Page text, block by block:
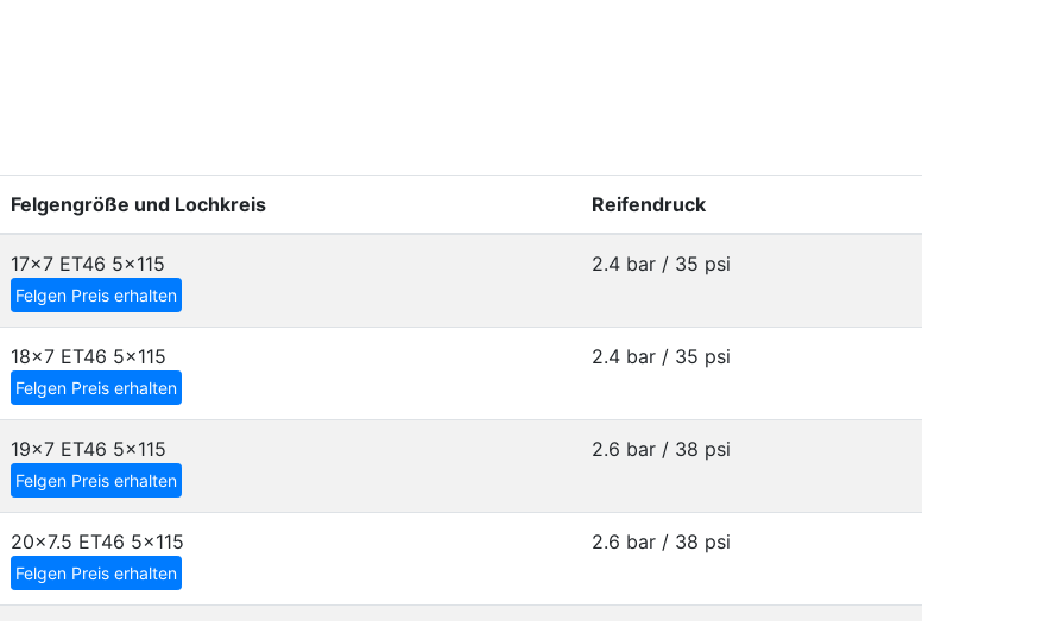
Felgengröße und Lochkreis Reifendruck
17x7 ET46 5x115
Felgen Preis erhalten
2.4 bar / 35 psi
18x7 ET46 5x115
Felgen Preis erhalten
2.4 bar / 35 psi
19x7 ET46 5x115
Felgen Preis erhalten
2.6 bar / 38 psi
20x7.5 ET46 5x115
Felgen Preis erhalten
2.6 bar / 38 psi